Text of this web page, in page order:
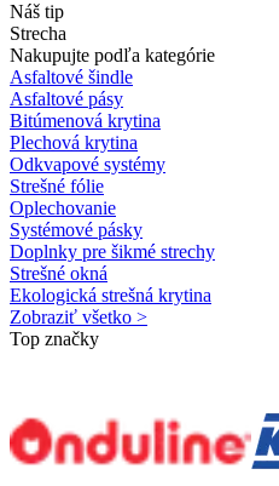
Náš tip
Strecha
Nakupujte podľa kategórie
Asfaltové šindle
Asfaltové pásy
Bitúmenová krytina
Plechová krytina
Odkvapové systémy
Strešné fólie
Oplechovanie
Systémové pásky
Doplnky pre šikmé strechy
Strešné okná
Ekologická strešná krytina
Zobraziť všetko >
Top značky